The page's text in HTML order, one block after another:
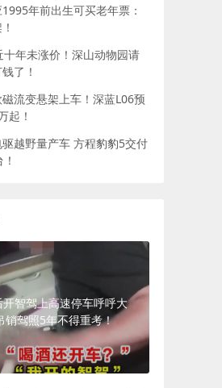
年前出生可买老年票：
十年未涨价！深山动物园请
了！
流变悬架上车！深蓝L06预
起！
越野量产车 方程豹豹5交付
智驾上高速停车呼呼大
销驾照5年不得重考！